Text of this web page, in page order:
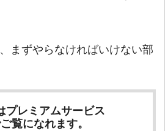
、まずやらなければいけない部
プレミアムサービス
覧になれます。